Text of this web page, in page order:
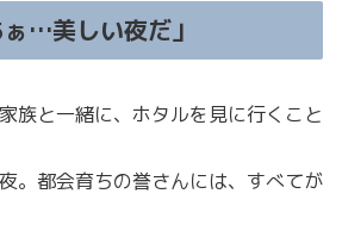
…美しい夜だ」
族と一緒に、ホタルを見に行くこと
。都会育ちの誉さんには、すべてが